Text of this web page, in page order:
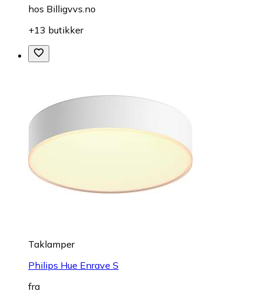
hos Billigvvs.no
+13 butikker
Taklamper
Philips Hue Enrave S
fra